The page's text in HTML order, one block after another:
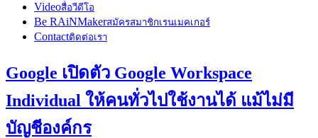
Videoสื่อวีดีโอ
Be RAiNMakerสมัครสมาชิกเรนเมคเกอร์
Contactติดต่อเรา
Google เปิดตัว Google Workspace
Individual ให้คนทั่วไปใช้งานได้ แม้ไม่มี
บัญชีองค์กร